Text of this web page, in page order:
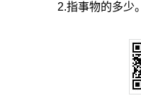
2.指事物的多少。